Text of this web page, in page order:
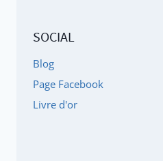
SOCIAL
Blog
Page Facebook
Livre d'or